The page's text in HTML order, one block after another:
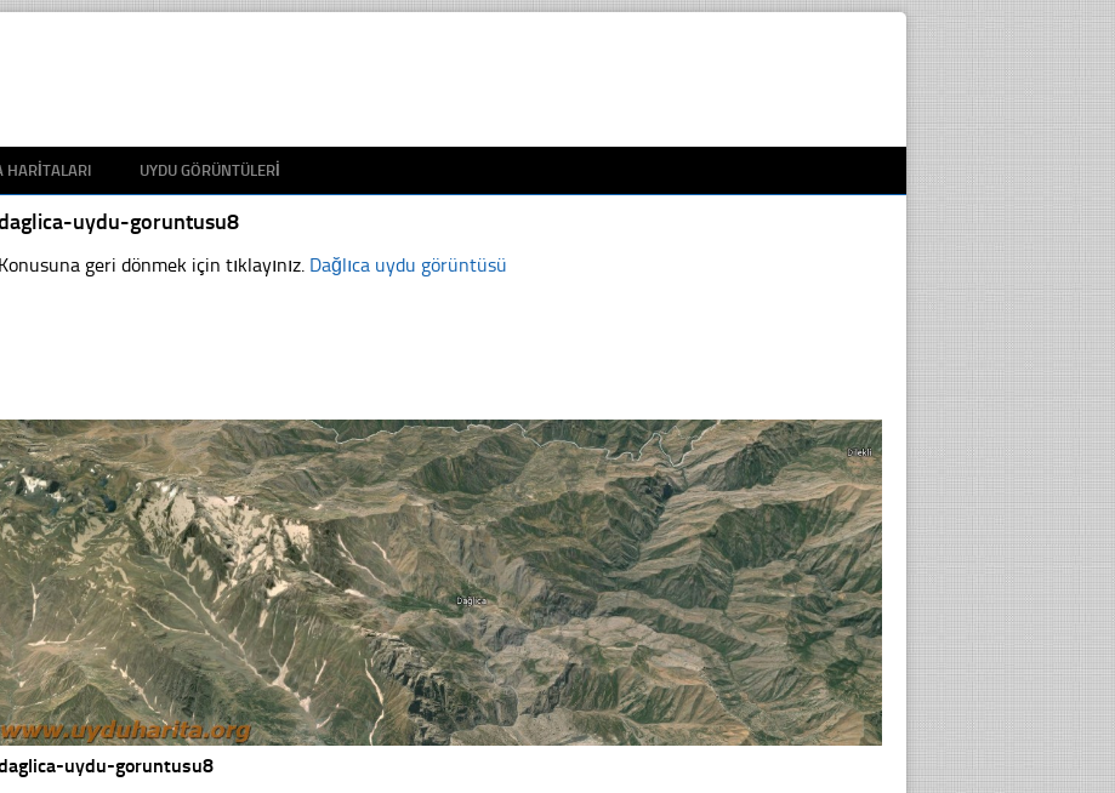
HARITALARI UYDU GÖRÜNTÜLERI
uydu-goruntusu8
Konusuna geri dönmek için tıklayınız. Dağlıca uydu görüntüsü
uydu-goruntusu8